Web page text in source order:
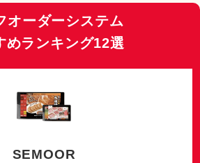
オーダーシステム
めランキング12選
SEMOOR